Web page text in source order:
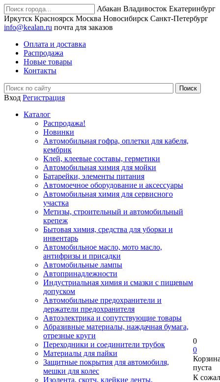
Абакан Владивосток Екатеринбург
Иркутск Красноярск Москва Новосибирск Санкт-Петербург
info@kealan.ru почта для заказов
Оплата и доставка
Распродажа
Новые товары
Контакты
Вход Регистрация
Каталог
Распродажа!
Новинки
Автомобильная гофра, оплетки для кабеля,
кембрик
Клей, клеевые составы, герметики
Автомобильная химия для мойки
Батарейки, элементы питания
Автомоечное оборудование и аксессуары
Автомобильная химия для сервисного
участка
Метизы, строительный и автомобильный
крепеж
Бытовая химия, средства для уборки и
инвентарь
Автомобильное масло, мото масло,
антифризы и присадки
Автомобильные лампы
Автопринадлежности
Индустриальная химия и смазки с пищевым
допуском
Автомобильные предохранители и
держатели предохранителя
Автоэлектрика и сопутствующие товары
Абразивные материалы, наждачная бумага,
отрезные круги
Переходники и соединители трубок
Материалы для пайки
Защитные покрытия для автомобиля,
мешки для колес
Изолента, скотч, клейкие ленты,
0
0
пуста
К